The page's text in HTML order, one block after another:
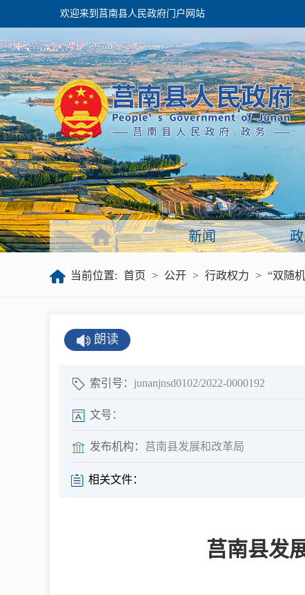
欢迎来到莒南县人民政府门户网站
政府
领导之窗
政府会议
政府工作报告
公共企事业单
经济发展
新闻
当前位置: 首页 > 公开 > 行政权力 > “双随
朗读
索引号： junanjnsd0102/2022-0000192
文号：
发布机构： 莒南县发展和改革局
相关文件：
莒南县发